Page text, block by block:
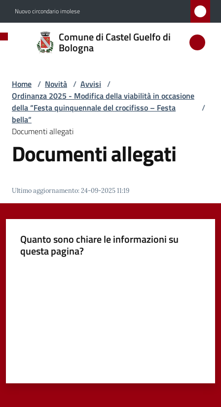
Nuovo circondario imolese
Comune di Castel Guelfo di
Bologna
Comune
di
Guelfo
di
Bologna
Amministrazione
Menu selezionato
Servizi
Vivere
Castel
gli
Home / Novità / Avvisi /
Ordinanza 2025 - Modifica della viabilità in occasione
della “Festa quinquennale del crocifisso – Festa
bella“
/
Documenti allegati
Documenti allegati
Ultimo aggiornamento:24-09-2025 11:19
Quanto sono chiare le informazioni su
questa pagina?